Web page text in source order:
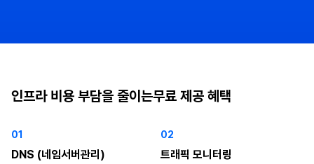
인프라 비용 부담을 줄이는무료 제공 혜택
01
DNS (네임서버관리)
02
트래픽 모니터링